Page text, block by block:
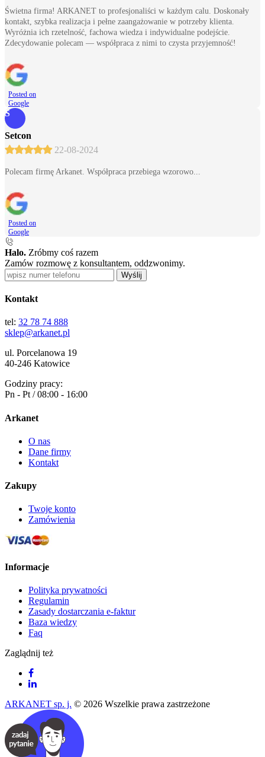
Świetna firma! ARKANET to profesjonaliści w każdym calu. Doskonały
kontakt, szybka realizacja i pełne zaangażowanie w potrzeby klienta.
Wyróżnia ich rzetelność, fachowa wiedza i indywidualne podejście.
Zdecydowanie polecam — współpraca z nimi to czysta przyjemność!
Posted on
Google
S
Setcon
22-08-2024
Polecam firmę Arkanet. Współpraca przebiega wzorowo...
Posted on
Google
Halo. Zróbmy coś razem
Zamów rozmowę z konsultantem, oddzwonimy.
Wyślij
Kontakt
tel: 32 78 74 888
sklep@arkanet.pl
ul. Porcelanowa 19
40-246 Katowice
Godziny pracy:
Pn - Pt / 08:00 - 16:00
Arkanet
O nas
Dane firmy
Kontakt
Zakupy
Twoje konto
Zamówienia
Informacje
Polityka prywatności
Regulamin
Zasady dostarczania e-faktur
Baza wiedzy
Faq
Zaglądnij też
ARKANET sp. j. © 2026 Wszelkie prawa zastrzeżone